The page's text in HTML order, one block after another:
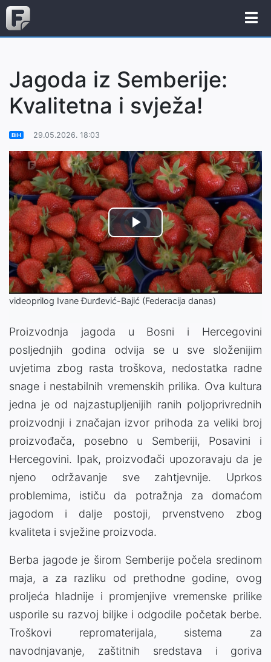
Jagoda iz Semberije:
Kvalitetna i svježa!
BiH 29.05.2026. 18:03
Video
Player
is
loading.
Play
Video
videoprilog Ivane Đurđević-Bajić (Federacija danas)
Proizvodnja jagoda u Bosni i Hercegovini
posljednjih godina odvija se u sve složenijim
uvjetima zbog rasta troškova, nedostatka radne
snage i nestabilnih vremenskih prilika. Ova kultura
jedna je od najzastupljenijih ranih poljoprivrednih
proizvodnji i značajan izvor prihoda za veliki broj
proizvođača, posebno u Semberiji, Posavini i
Hercegovini. Ipak, proizvođači upozoravaju da je
njeno održavanje sve zahtjevnije. Uprkos
problemima, ističu da potražnja za domaćom
jagodom i dalje postoji, prvenstveno zbog
kvaliteta i svježine proizvoda.
Berba jagode je širom Semberije počela sredinom
maja, a za razliku od prethodne godine, ovog
proljeća hladnije i promjenjive vremenske prilike
usporile su razvoj biljke i odgodile početak berbe.
Troškovi repromaterijala, sistema za
navodnjavanje, zaštitnih sredstava i goriva